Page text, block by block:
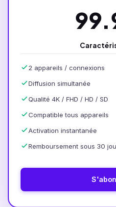
2 appareils / connexions
Diffusion simultanée
Qualité 4K / FHD / HD / SD
Compatible tous appareils
Activation instantanée
Remboursement sous 30